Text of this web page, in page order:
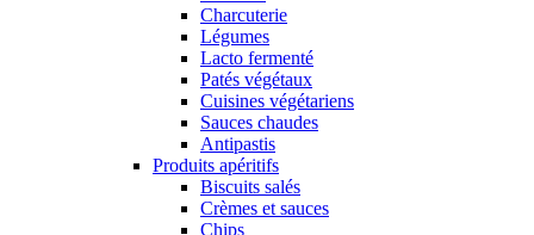
Charcuterie
Légumes
Lacto fermenté
Patés végétaux
Cuisines végétariens
Sauces chaudes
Antipastis
Produits apéritifs
Biscuits salés
Crèmes et sauces
Chips